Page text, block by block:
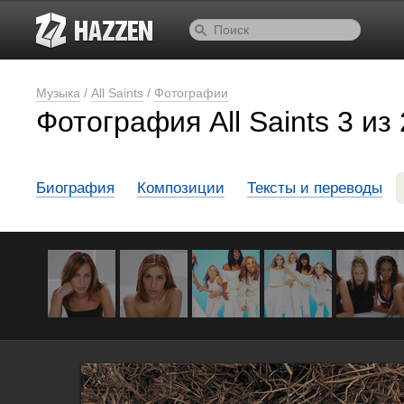
Музыка / All Saints / Фотографии
Фотография All Saints 3 из
Биография Композиции Тексты и переводы